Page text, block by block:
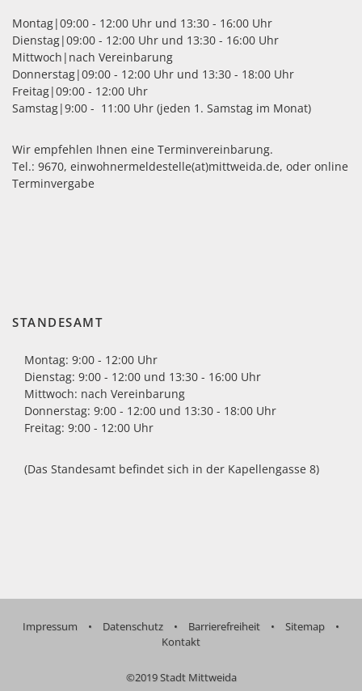
geschlossen
09:00 - 12:00
Uhr
geschlossen
geschlossen
09:00 - 18:00
Uhr
Montag|09:00 - 12:00 Uhr und 13:30 - 16:00 Uhr
Dienstag|09:00 - 12:00 Uhr und 13:30 - 16:00 Uhr
Mittwoch|nach Vereinbarung
Donnerstag|09:00 - 12:00 Uhr und 13:30 - 18:00 Uhr
Freitag|09:00 - 12:00 Uhr
Samstag|9:00 - 11:00 Uhr (jeden 1. Samstag im Monat)
Wir empfehlen Ihnen eine Terminvereinbarung.
Tel.: 9670, einwohnermeldestelle(at)mittweida.de, oder online
Terminvergabe
STANDESAMT
Montag: 9:00 - 12:00 Uhr
Dienstag: 9:00 - 12:00 und 13:30 - 16:00 Uhr
Mittwoch: nach Vereinbarung
Donnerstag: 9:00 - 12:00 und 13:30 - 18:00 Uhr
Freitag: 9:00 - 12:00 Uhr
(Das Standesamt befindet sich in der Kapellengasse 8)
Impressum • Datenschutz • Barrierefreiheit • Sitemap
•
Kontakt
©2019 Stadt Mittweida